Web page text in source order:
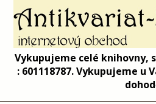
Vykupujeme celé knihovny,
: 601118787. Vykupujeme u